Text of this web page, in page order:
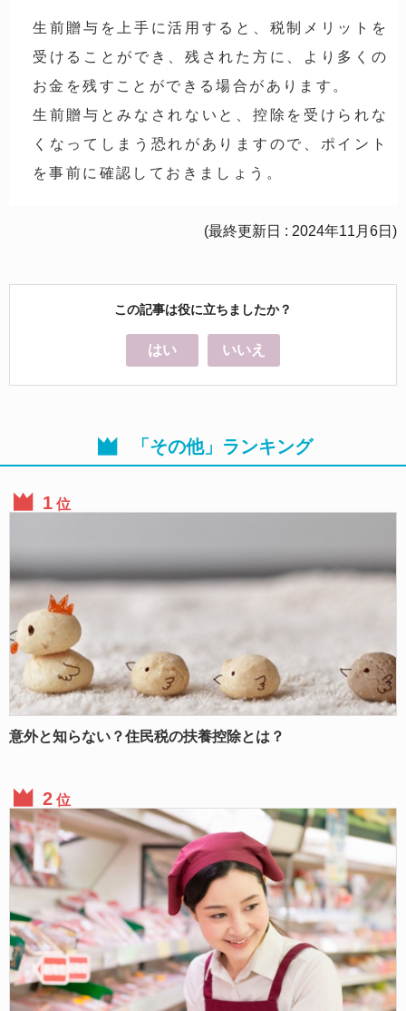
生前贈与を上手に活用すると、税制メリットを
受けることができ、残された方に、より多くの
お金を残すことができる場合があります。
生前贈与とみなされないと、控除を受けられな
くなってしまう恐れがありますので、ポイント
を事前に確認しておきましょう。
(最終更新日 : 2024年11月6日)
この記事は役に立ちましたか？
はい いいえ
「その他」ランキング
位
意外と知らない？住民税の扶養控除とは？
位